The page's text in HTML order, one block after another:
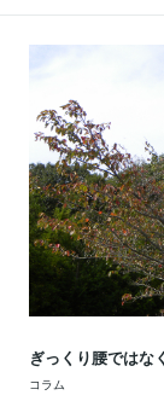
ぎっくり腰ではな
コラム